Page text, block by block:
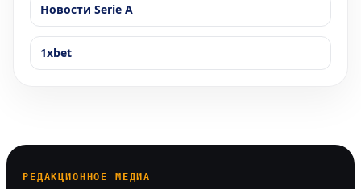
Новости Serie A
1xbet
РЕДАКЦИОННОЕ МЕДИА